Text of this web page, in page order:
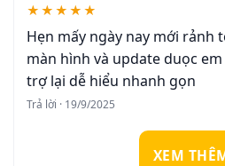
★★★★★
Hẹn mấy ngày nay mới rảnh
màn hình và update duọc
trợ lại dễ hiểu nhanh gọn
Trả lời · 19/9/2025
XEM